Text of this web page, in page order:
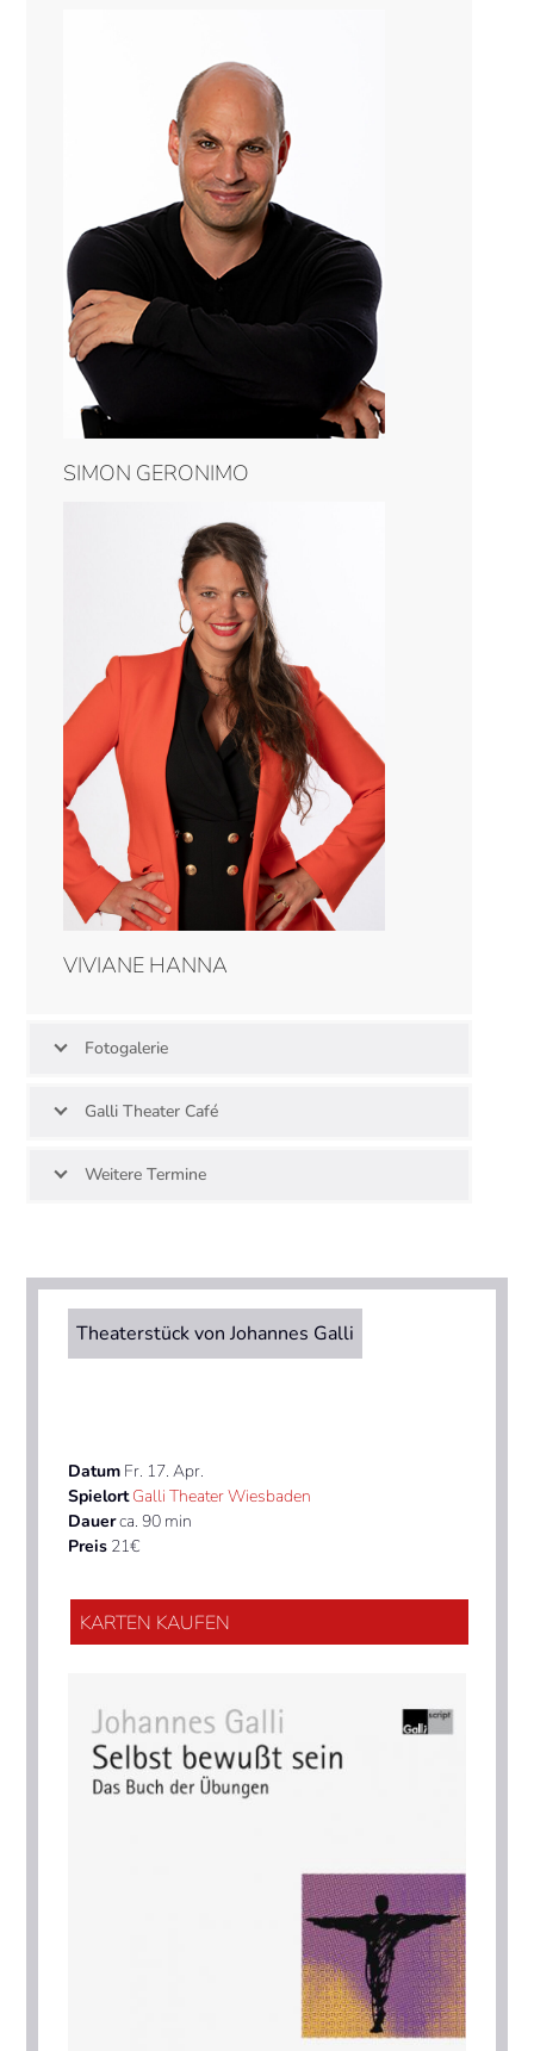
SIMON GERONIMO
VIVIANE HANNA
Fotogalerie
Galli Theater Café
Weitere Termine
Theaterstück von Johannes Galli
Datum Fr. 17. Apr.
SpielortGalli Theater Wiesbaden
Dauerca. 90 min
Preis 21€
KARTEN KAUFEN